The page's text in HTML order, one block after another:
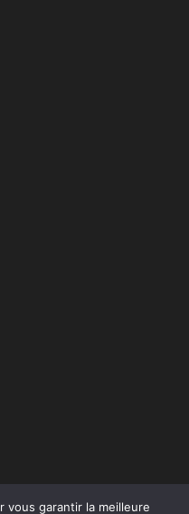
vous garantir la meilleure